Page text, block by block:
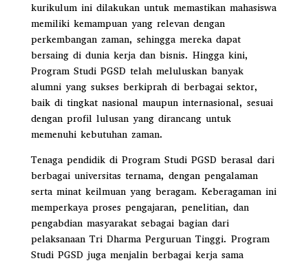
kurikulum ini dilakukan untuk memastikan mahasiswa
memiliki kemampuan yang relevan dengan
perkembangan zaman, sehingga mereka dapat
bersaing di dunia kerja dan bisnis. Hingga kini,
Program Studi PGSD telah meluluskan banyak
alumni yang sukses berkiprah di berbagai sektor,
baik di tingkat nasional maupun internasional, sesuai
dengan profil lulusan yang dirancang untuk
memenuhi kebutuhan zaman.
Tenaga pendidik di Program Studi PGSD berasal dari
berbagai universitas ternama, dengan pengalaman
serta minat keilmuan yang beragam. Keberagaman ini
memperkaya proses pengajaran, penelitian, dan
pengabdian masyarakat sebagai bagian dari
pelaksanaan Tri Dharma Perguruan Tinggi. Program
Studi PGSD juga menjalin berbagai kerja sama